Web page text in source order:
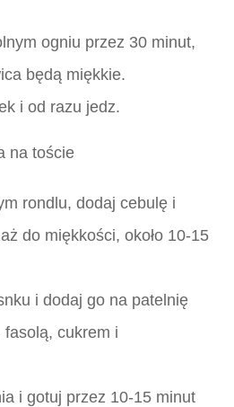
ogniu przez 30 minut,
będą miękkie.
i od razu jedz.
na toście
rondlu, dodaj cebulę i
do miękkości, około 10-15
i dodaj go na patelnię
cukrem i
i gotuj przez 10-15 minut